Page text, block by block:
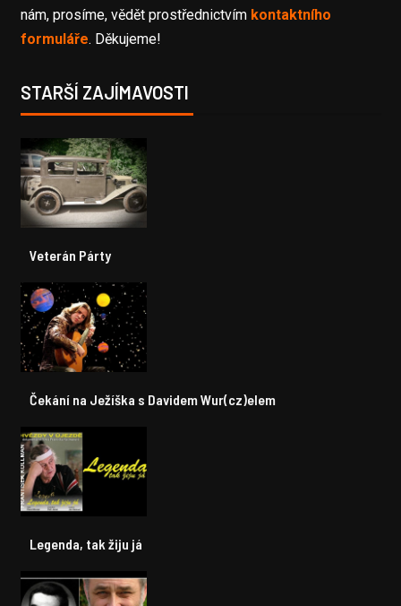
nám, prosíme, vědět prostřednictvím kontaktního
formuláře. Děkujeme!
STARŠÍ ZAJÍMAVOSTI
Veterán Párty
Čekání na Ježíška s Davidem Wur(cz)elem
Legenda, tak žiju já